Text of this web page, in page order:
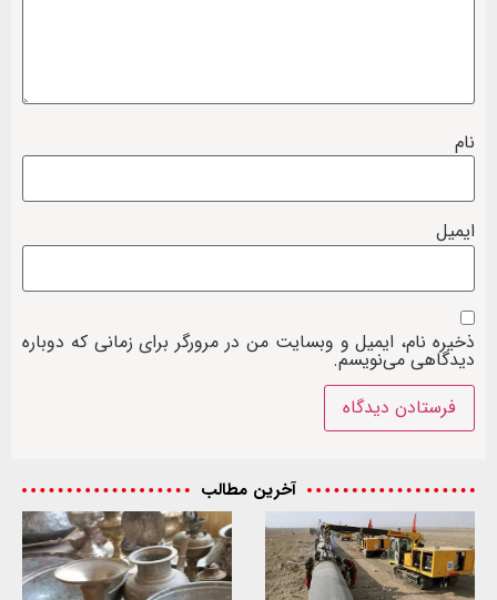
نام
ایمیل
ذخیره نام، ایمیل و وبسایت من در مرورگر برای زمانی که دوباره
دیدگاهی می‌نویسم.
آخرین مطالب